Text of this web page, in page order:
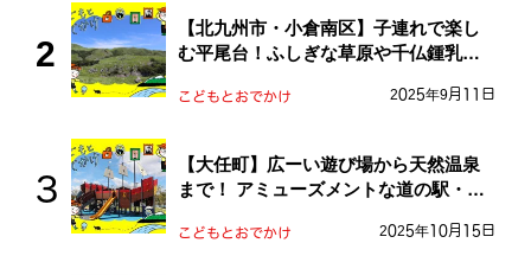
【北九州市・小倉南区】子連れで楽し
む平尾台！ふしぎな草原や千仏鍾乳洞
こどもとおでかけ 2025年9月11日
【大任町】広ーい遊び場から天然温泉
まで！ アミューズメントな道の駅・お
こどもとおでかけ 2025年10月15日